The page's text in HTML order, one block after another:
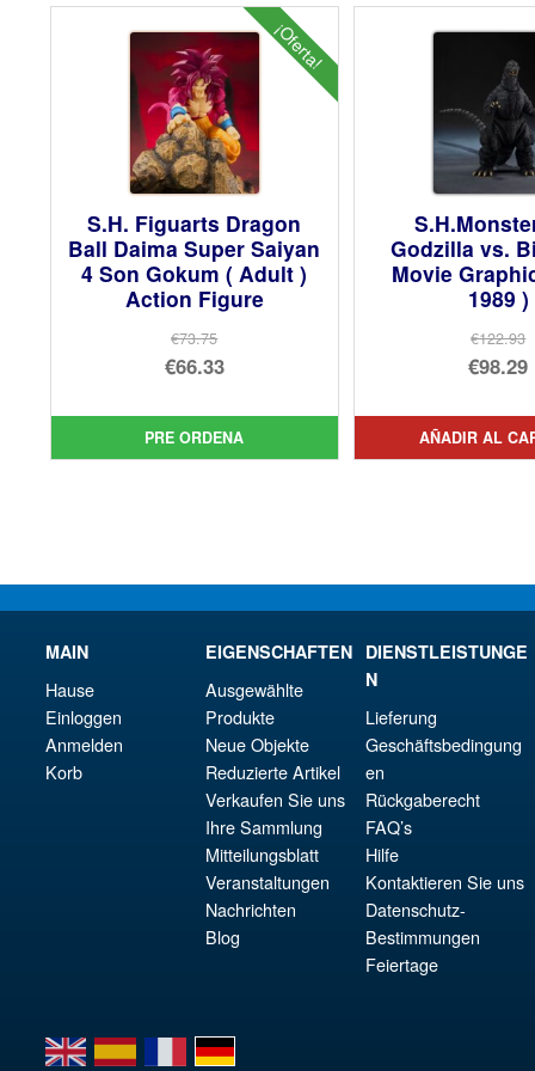
¡Oferta!
S.H. Figuarts Dragon
Ball Daima Super Saiyan
4 Son Gokum ( Adult )
Action Figure
€73.75
El
original
era:
€66.33
precio
actual
PRE ORDENA
Godzilla vs.
Movie
1989 )
€122.93
El
era:
€98.29
AÑADIR AL
MAIN
Hause
Einloggen
Anmelden
Korb
EIGENSCHAFTEN
Ausgewählte
Produkte
Neue Objekte
Reduzierte Artikel
Verkaufen Sie uns
Ihre Sammlung
Mitteilungsblatt
Veranstaltungen
Nachrichten
Blog
DIENSTLEISTUNGE
N
Lieferung
Geschäftsbedingung
en
Rückgaberecht
FAQ’s
Hilfe
Kontaktieren Sie uns
Datenschutz-
Bestimmungen
Feiertage
en es fr de